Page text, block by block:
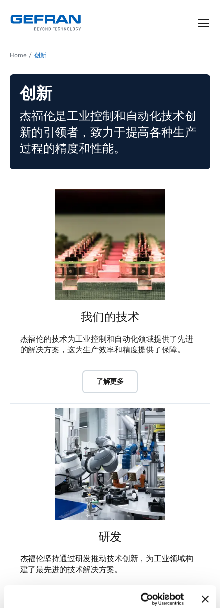
Home 创新
创新
杰福伦是工业控制和自动化技术创
新的引领者，致力于提高各种生产
过程的精度和性能。
我们的技术
杰福伦的技术为工业控制和自动化领域提供了先进
的解决方案，这为生产效率和精度提供了保障。
了解更多
研发
杰福伦坚持通过研发推动技术创新，为工业领域构
建了最先进的技术解决方案。